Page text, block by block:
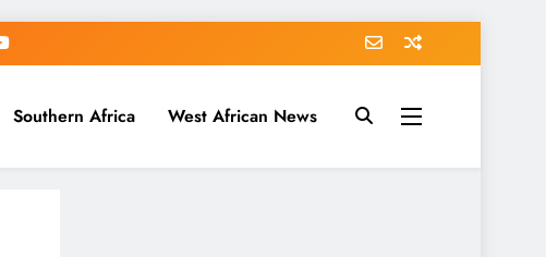
Southern Africa West African News